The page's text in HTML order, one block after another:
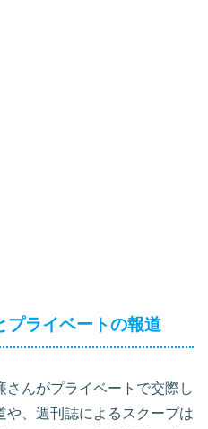
プライベートの報道
んがプライベートで交際し
や、週刊誌によるスクープは